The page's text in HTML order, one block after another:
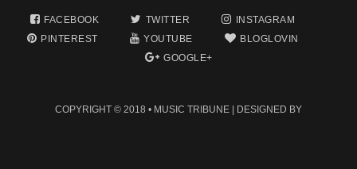
FACEBOOK TWITTER
INSTAGRAM
PINTEREST
YOUTUBE
BLOGLOVIN
GOOGLE+
COPYRIGHT © 2018 • MUSIC TRIBUNE | DESIGNED BY